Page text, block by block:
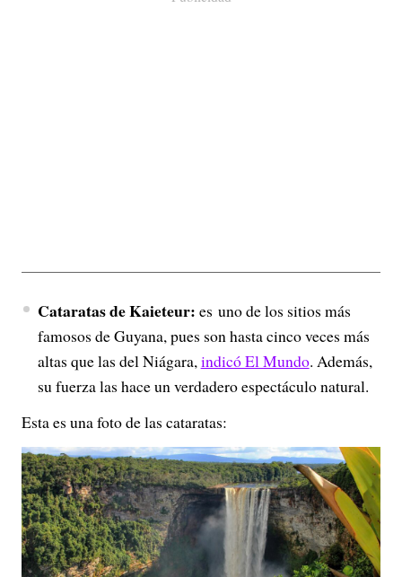
Cataratas de Kaieteur: es uno de los sitios más
famosos de Guyana, pues son hasta cinco veces más
altas que las del Niágara,indicó El Mundo. Además,
su fuerza las hace un verdadero espectáculo natural.
Esta es una foto de las cataratas: